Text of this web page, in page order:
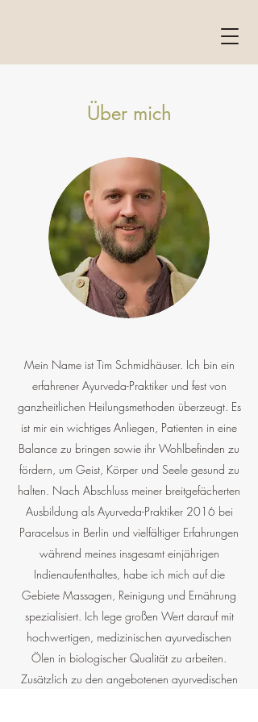
Über mich
Mein Name ist Tim Schmidhäuser. Ich bin ein
erfahrener Ayurveda-Praktiker und fest von
ganzheitlichen Heilungsmethoden überzeugt. Es
ist mir ein wichtiges Anliegen, Patienten in eine
Balance zu bringen sowie ihr Wohlbefinden zu
fördern, um Geist, Körper und Seele gesund zu
halten. Nach Abschluss meiner breitgefächerten
Ausbildung als Ayurveda-Praktiker 2016 bei
Paracelsus in Berlin und vielfältiger Erfahrungen
während meines insgesamt einjährigen
Indienaufenthaltes, habe ich mich auf die
Gebiete Massagen, Reinigung und Ernährung
spezialisiert. Ich lege großen Wert darauf mit
hochwertigen, medizinischen ayurvedischen
Ölen in biologischer Qualität zu arbeiten.
Zusätzlich zu den angebotenen ayurvedischen